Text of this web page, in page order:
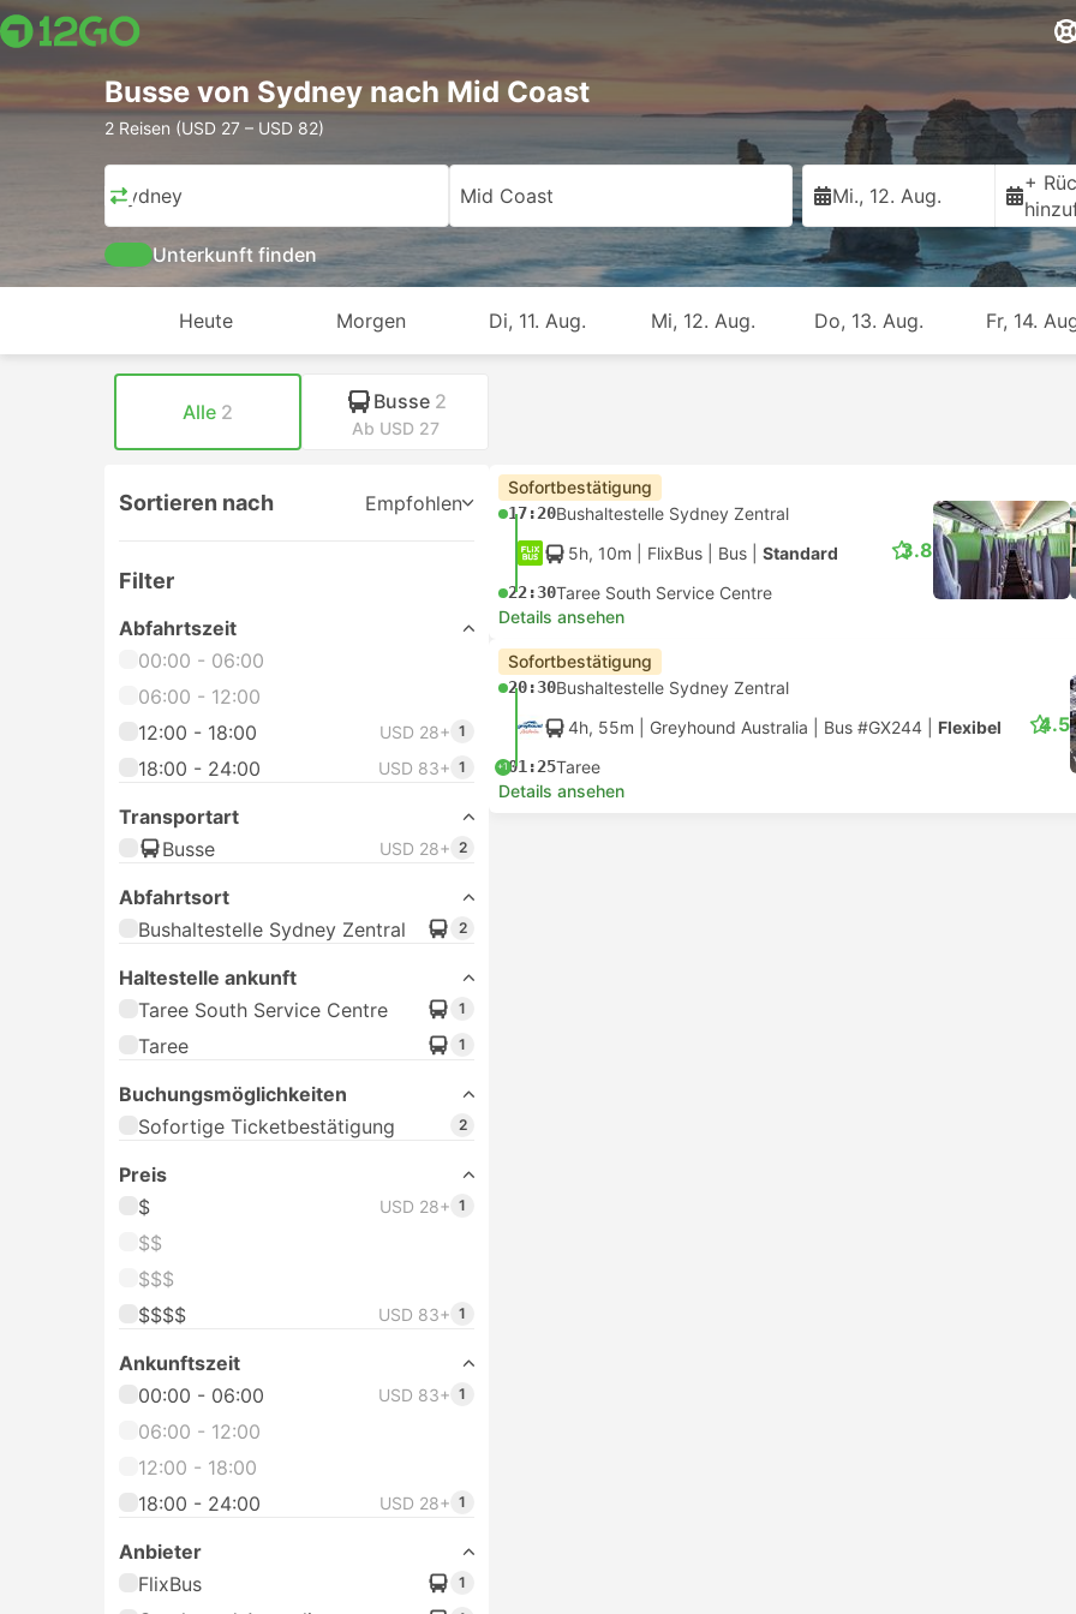
Busse von Sydney nach Mid Coast
2 Reisen (USD 27 – USD 82)
Sydney Mid Coast Mi., 12. Aug.
+
Unterkunft finden
Heute Morgen Di, 11. Aug. Mi, 12. Aug. Do, 13. Aug. Fr, 14.
Alle 2 Busse 2
Ab USD 27
Sortieren nach Empfohlen
Filter
Abfahrtszeit
00:00 - 06:00
06:00 - 12:00
12:00 - 18:00
USD 28+ 1
18:00 - 24:00 USD 83+ 1
Transportart
Busse
USD 28+ 2
Abfahrtsort
Bushaltestelle Sydney Zentral
2
Haltestelle ankunft
Taree South Service Centre
1
Taree 1
Buchungsmöglichkeiten
Sofortige Ticketbestätigung
2
Preis
$
USD 28+ 1
$$
$$$
$$$$
USD 83+ 1
Ankunftszeit
00:00 - 06:00
USD 83+ 1
06:00 - 12:00
12:00 - 18:00
18:00 - 24:00
USD 28+ 1
Anbieter
FlixBus
1
Sofortbestätigung
17:20Bushaltestelle Sydney Zentral
5h, 10m | FlixBus Bus Standard
22:30Taree South Service Centre
3.8
Details ansehen
Sofortbestätigung
20:30Bushaltestelle Sydney Zentral
4h, 55m | Greyhound Australia Bus #GX244 Flexibel
+101:25Taree
4.5
Details ansehen